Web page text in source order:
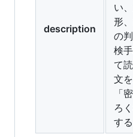
description
い
形
の
検
て
文
「
ろ
す